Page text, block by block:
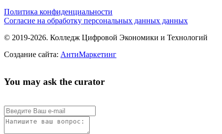
Политика конфиденциальности
Согласие на обработку персональных данных данных
© 2019-2026. Колледж Цифровой Экономики и Технологий
Создание сайта: АнтиМаркетинг
You may ask the curator